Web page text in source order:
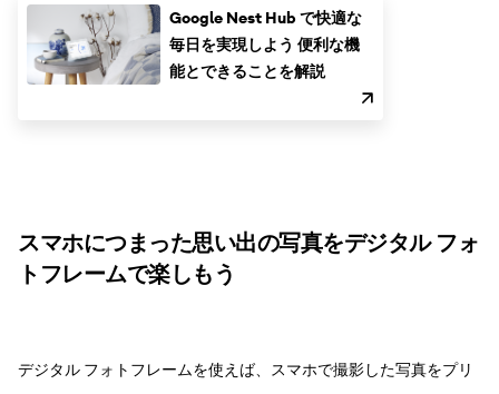
Google Nest Hub で快適な
毎日を実現しよう 便利な機
能とできることを解説
スマホにつまった思い出の写真をデジタル フォ
トフレームで楽しもう
デジタル フォトフレームを使えば、スマホで撮影した写真をプリ